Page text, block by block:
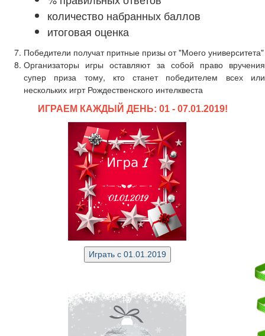
количество набранных баллов
итоговая оценка
Победители получат притные призы от "Моего университета"
Организаторы игры оставляют за собой право вручения
супер приза тому, кто станет победителем всех или
нескольких игрт Рождественского интелквеста
ИГРАЕМ КАЖДЫЙ ДЕНЬ: 01 - 07.01.2019!